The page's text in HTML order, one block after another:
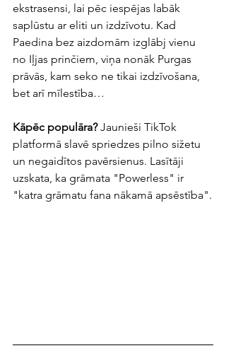
ekstrasensi, lai pēc iespējas labāk
saplūstu ar eliti un izdzīvotu. Kad
Paedina bez aizdomām izglābj vienu
no Iļjas prinčiem, viņa nonāk Purgas
prāvās, kam seko ne tikai izdzīvošana,
bet arī mīlestība…
Kāpēc populāra? Jaunieši TikTok
platformā slavē spriedzes pilno sižetu
un negaidītos pavērsienus. Lasītāji
uzskata, ka grāmata "Powerless" ir
"katra grāmatu fana nākamā apsēstība".